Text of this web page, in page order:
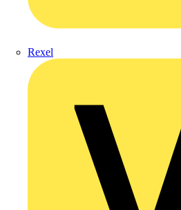
Rexel